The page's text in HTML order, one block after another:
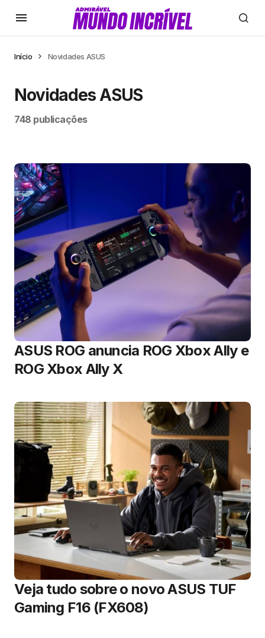
Início Novidades ASUS
Novidades ASUS
748 publicações
ASUS ROG anuncia ROG Xbox Ally e
ROG Xbox Ally X
Veja tudo sobre o novo ASUS TUF
Gaming F16 (FX608)